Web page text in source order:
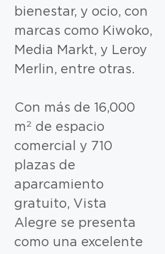
bienestar, y ocio, con
marcas como Kiwoko,
Media Markt, y Leroy
Merlin, entre otras.
Con más de 16,000
m² de espacio
comercial y 710
plazas de
aparcamiento
gratuito, Vista
Alegre se presenta
como una excelente